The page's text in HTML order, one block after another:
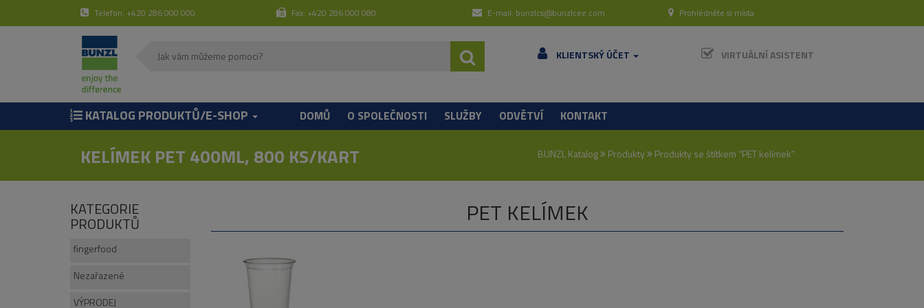
Telefon: +420 286 000 000 Fax: +420 286 000 080 E-mail: bunzlcs@bunzlcee.com Prohlédněte si místa
KLIENTSKÝ ÚČET VIRTUÁLNÍ ASISTENT
KATALOG PRODUKTŮ/E-SHOP DOMŮ O SPOLEČNOSTI SLUŽBY ODVĚTVÍ KONTAKT
KELÍMEK PET 400ML, 800 KS/KART BUNZL Katalog Produkty Produkty se štítkem “PET kelímek”
PET KELÍMEK
KATEGORIE
PRODUKTŮ
fingerfood
Nezařazené
VÝPRODEJ